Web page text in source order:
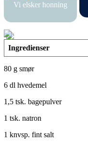
Vi elsker honning
Ingredienser
80 g smør
6 dl hvedemel
1,5 tsk. bagepulver
1 tsk. natron
1 knvsp. fint salt